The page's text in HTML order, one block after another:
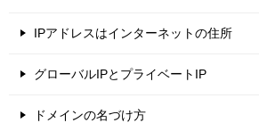
IPアドレスはインターネットの住所
グローバルIPとプライベートIP
ドメインの名づけ方